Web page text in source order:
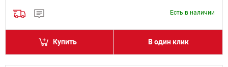
Есть в наличии
Купить В один клик